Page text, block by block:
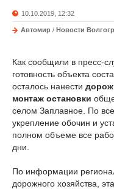
10.10.2019, 12:32
Автомир / Новости
Как сообщили в пресс-
готовность объекта
осталось нанести
монтаж остановки
селом Заплавное. По
укрепление обочин и
полном объеме все
дни.
По информации
дорожного хозяйства,